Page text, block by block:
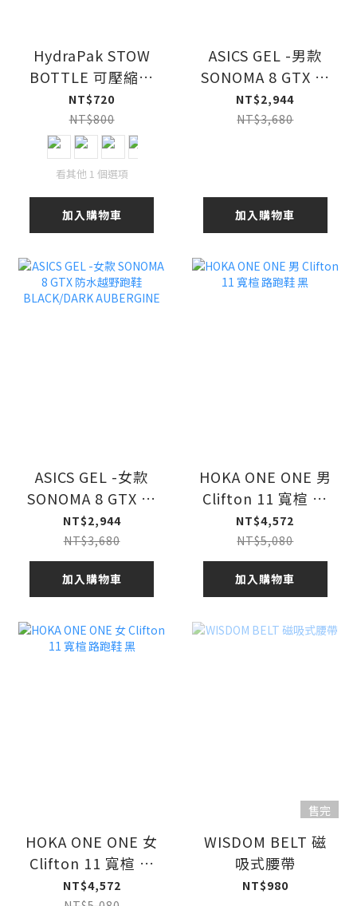
HydraPak STOW
BOTTLE 可壓縮軟
式水壺 1L
NT$720
NT$800
看其他 1 個選項
加入購物車
ASICS GEL -男款
SONOMA 8 GTX 防
水越野跑鞋
BLACK/BRISKET
NT$2,944
NT$3,680
加入購物車
ASICS GEL -女款
SONOMA 8 GTX 防
水越野跑鞋
BLACK/DARK
AUBERGINE
NT$2,944
NT$3,680
加入購物車
HOKA ONE ONE 男
Clifton 11 寬楦 路
跑鞋 黑
NT$4,572
NT$5,080
加入購物車
HOKA ONE ONE 女
Clifton 11 寬楦 路
跑鞋 黑
NT$4,572
售完
WISDOM BELT 磁
吸式腰帶
NT$980